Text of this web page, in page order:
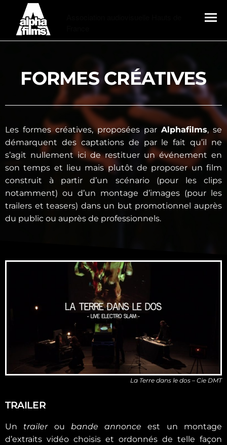
FORMES CRÉATIVES
Les formes créatives, proposées par Alphafilms, se
démarquent des captations de par le fait qu’il ne
s’agit nullement ici de restituer un événement en
son temps et lieu mais plutôt de proposer un film
construit à partir d’un scénario (pour les clips
notamment) ou d’un montage d’images (pour les
trailers et teasers) dans un but promotionnel auprès
du public ou auprès de professionnels.
La Terre dans le dos – Cie DMT
TRAILER
Un trailerou bande annonce est un montage
d’extraits vidéo choisis et ordonnés de telle façon